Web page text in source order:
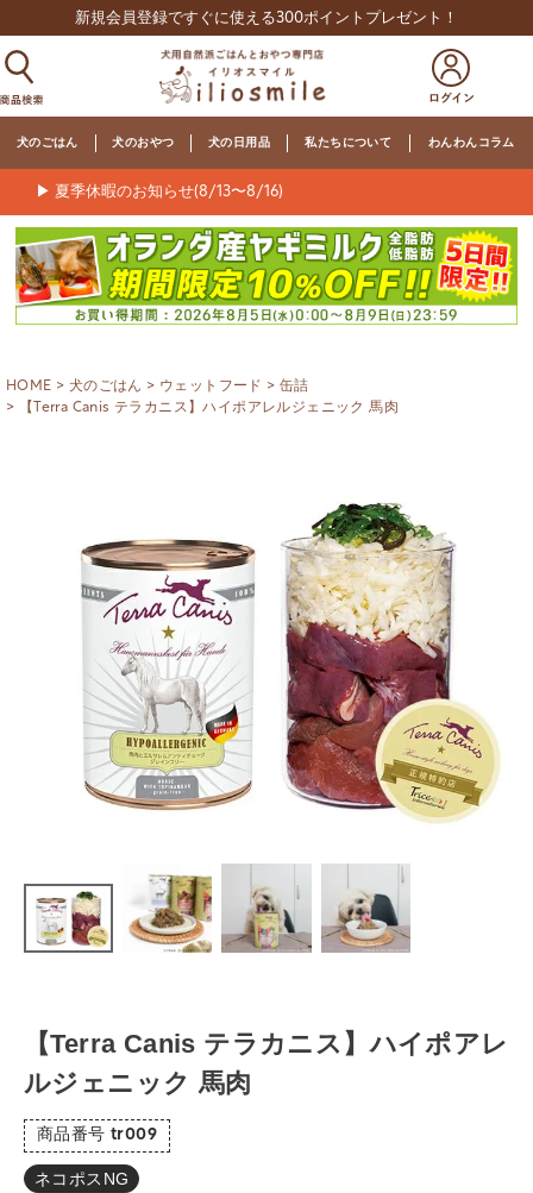
新規会員登録ですぐに使える300ポイントプレゼント！
犬のごはん 犬のおやつ 犬の日用品 私たちについて わんわんコラム
▶ 夏季休暇のお知らせ(8/13〜8/16)
HOME 犬のごはん ウェットフード
缶詰
【Terra Canis テラカニス】ハイポアレルジェニック 馬肉
【Terra Canis テラカニス】ハイポアレ
ルジェニック 馬肉
商品番号 tr009
ネコポスNG